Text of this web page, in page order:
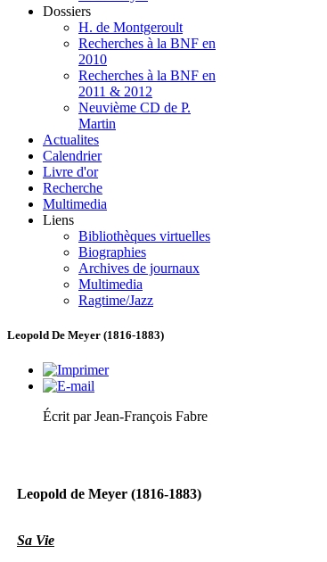
Dossiers
H. de Montgeroult
Recherches à la BNF en
2010
Recherches à la BNF en
2011 & 2012
Neuvième CD de P.
Martin
Actualites
Calendrier
Livre d'or
Recherche
Multimedia
Liens
Bibliothèques virtuelles
Biographies
Archives de journaux
Multimedia
Ragtime/Jazz
Leopold De Meyer (1816-1883)
Écrit par Jean-François Fabre
Leopold de Meyer (1816-1883)
Sa Vie